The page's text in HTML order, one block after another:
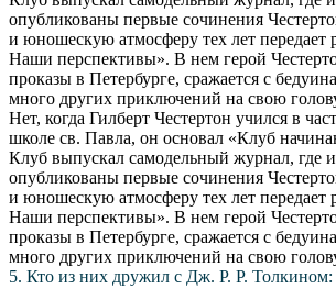
опубликованы первые сочинения
и юношескую атмосферу тех лет передает
Наши перспективы». В нем герой
проказы в Петербурге, сражается с
много других приключений на свою
Нет, когда Гилберт Честертон учился в
школе св. Павла, он основал «Клуб
Клуб выпускал самодельный журнал, где
опубликованы первые сочинения
и юношескую атмосферу тех лет передает
Наши перспективы». В нем герой
проказы в Петербурге, сражается с
много других приключений на свою
5. Кто из них дружил с Дж. Р. Р. Толкином: